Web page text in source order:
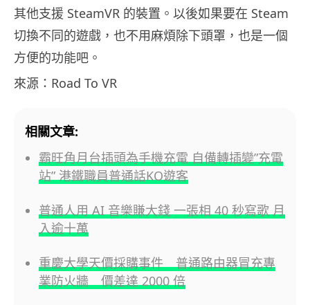
其他支援 SteamVR 的裝置。以後如果要在 Steam
切換不同的遊戲，也不用麻煩除下頭罩，也是一個
方便的功能吧。
來源：Road To VR
相關文章:
霸旺角月台插頭為手機充電 自備轉插變”充電
站” 港鐵職員普通話KO遊客
普通人用 AI 音樂賺大錢 一張相 40 秒寫歌 月
入逾十萬
重慶大學天價採購事件 普通路由器冒充專
業防火牆 價差達 2000 倍